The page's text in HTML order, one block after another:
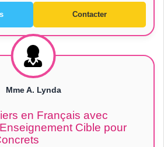
Contacter
Mme A. Lynda
en Français avec
Cible pour